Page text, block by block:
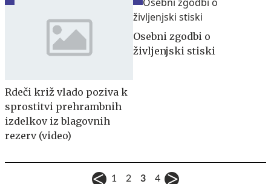
Rdeči križ vlado poziva k
sprostitvi prehrambnih
izdelkov iz blagovnih
rezerv (video)
Osebni zgodbi o
življenjski stiski
1 2 3 4